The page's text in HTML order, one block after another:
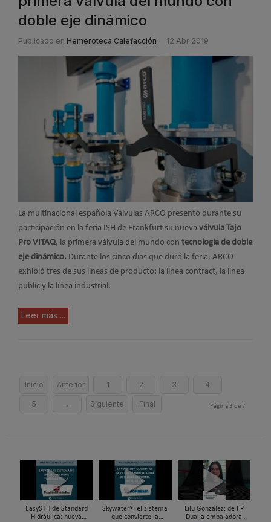
doble eje dinámico
Publicado en Hemeroteca Calefacción 12 Abr 2019
La multinacional española Válvulas ARCO presentó durante su
participación en la feria ISH de Frankfurt su nueva válvula Tajo
Pro VITAQ, la primera válvula del mundo con tecnología de doble
eje dinámico. Durante los cinco días que duró la feria, ARCO
exhibió tres de sus líneas de producto: la línea contract, la línea
public y la línea industrial.
Leer más ...
Inicio Anterior 1 2 3 4
5 … Siguiente Final Página 3 de 7
EasySTH de Standard
Hidráulica: nueva
Skywater®: el sistema
que convierte la
Lilu González: de FP
Dual a embajadora